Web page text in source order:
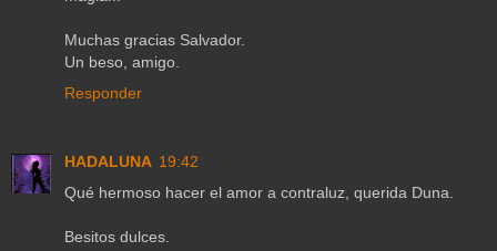
Muchas gracias Salvador.
Un beso, amigo.
Responder
HADALUNA 19:42
Qué hermoso hacer el amor a contraluz, querida Duna.
Besitos dulces.